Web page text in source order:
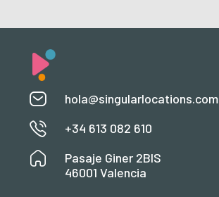
hola@singularlocations.com
+34 613 082 610
Pasaje Giner 2BIS
46001 Valencia